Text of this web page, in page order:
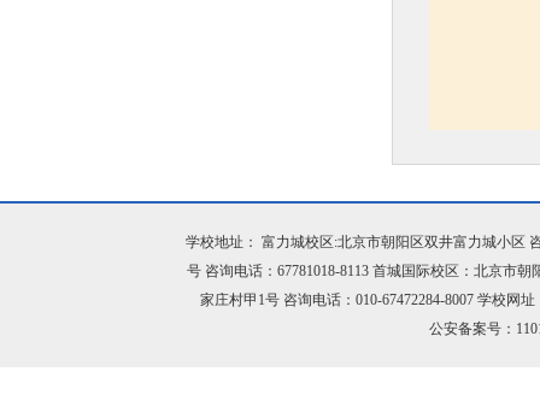
学校地址： 富力城校区:北京市朝阳区双井富力城小区
号 咨询电话：67781018-8113 首城国际校区：北京市
家庄村甲1号 咨询电话：010-67472284-8007 学校网
公安备案号：